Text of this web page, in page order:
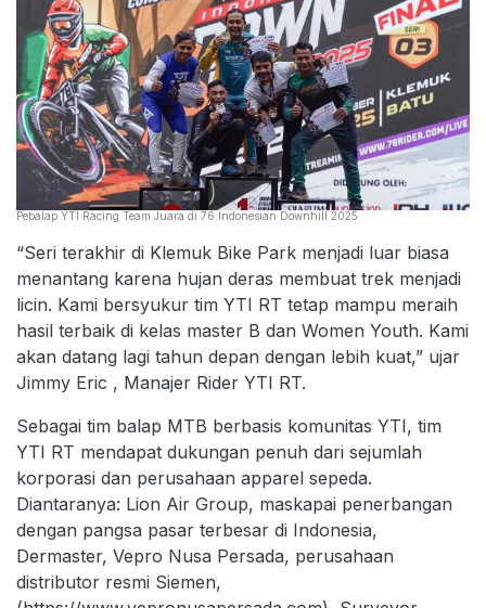
Pebalap YTI Racing Team Juara di 76 Indonesian Downhill 2025
“Seri terakhir di Klemuk Bike Park menjadi luar biasa
menantang karena hujan deras membuat trek menjadi
licin. Kami bersyukur tim YTI RT tetap mampu meraih
hasil terbaik di kelas master B dan Women Youth. Kami
akan datang lagi tahun depan dengan lebih kuat,” ujar
Jimmy Eric , Manajer Rider YTI RT.
Sebagai tim balap MTB berbasis komunitas YTI, tim
YTI RT mendapat dukungan penuh dari sejumlah
korporasi dan perusahaan apparel sepeda.
Diantaranya: Lion Air Group, maskapai penerbangan
dengan pangsa pasar terbesar di Indonesia,
Dermaster, Vepro Nusa Persada, perusahaan
distributor resmi Siemen,